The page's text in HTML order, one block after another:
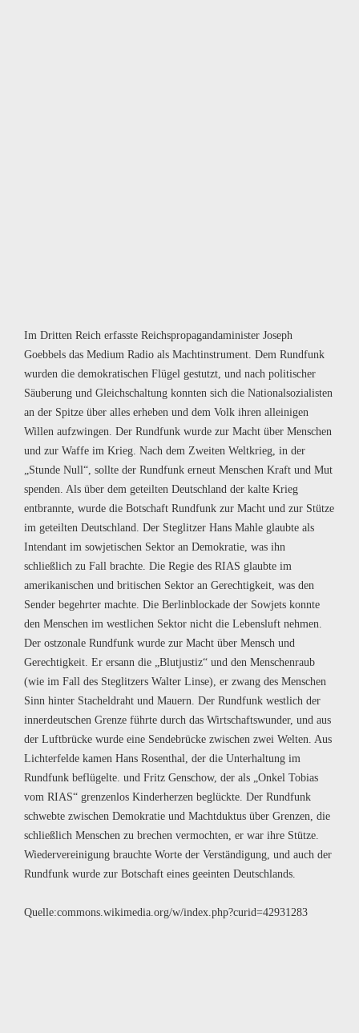
Im Dritten Reich erfasste Reichspropagandaminister Joseph
Goebbels das Medium Radio als Machtinstrument. Dem Rundfunk
wurden die demokratischen Flügel gestutzt, und nach politischer
Säuberung und Gleichschaltung konnten sich die Nationalsozialisten
an der Spitze über alles erheben und dem Volk ihren alleinigen
Willen aufzwingen. Der Rundfunk wurde zur Macht über Menschen
und zur Waffe im Krieg. Nach dem Zweiten Weltkrieg, in der
„Stunde Null“, sollte der Rundfunk erneut Menschen Kraft und Mut
spenden. Als über dem geteilten Deutschland der kalte Krieg
entbrannte, wurde die Botschaft Rundfunk zur Macht und zur Stütze
im geteilten Deutschland. Der Steglitzer Hans Mahle glaubte als
Intendant im sowjetischen Sektor an Demokratie, was ihn
schließlich zu Fall brachte. Die Regie des RIAS glaubte im
amerikanischen und britischen Sektor an Gerechtigkeit, was den
Sender begehrter machte. Die Berlinblockade der Sowjets konnte
den Menschen im westlichen Sektor nicht die Lebensluft nehmen.
Der ostzonale Rundfunk wurde zur Macht über Mensch und
Gerechtigkeit. Er ersann die „Blutjustiz“ und den Menschenraub
(wie im Fall des Steglitzers Walter Linse), er zwang des Menschen
Sinn hinter Stacheldraht und Mauern. Der Rundfunk westlich der
innerdeutschen Grenze führte durch das Wirtschaftswunder, und aus
der Luftbrücke wurde eine Sendebrücke zwischen zwei Welten. Aus
Lichterfelde kamen Hans Rosenthal, der die Unterhaltung im
Rundfunk beflügelte. und Fritz Genschow, der als „Onkel Tobias
vom RIAS“ grenzenlos Kinderherzen beglückte. Der Rundfunk
schwebte zwischen Demokratie und Machtduktus über Grenzen, die
schließlich Menschen zu brechen vermochten, er war ihre Stütze.
Wiedervereinigung brauchte Worte der Verständigung, und auch der
Rundfunk wurde zur Botschaft eines geeinten Deutschlands.
Quelle:commons.wikimedia.org/w/index.php?curid=42931283